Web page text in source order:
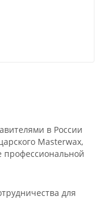
в России
Masterwax,
профессиональной
для